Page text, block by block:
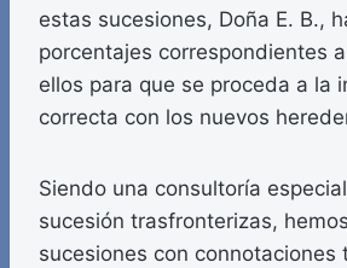
estas sucesiones, Doña E. B.,
porcentajes correspondientes
ellos para que se proceda a la
correcta con los nuevos
Siendo una consultoría
sucesión trasfronterizas,
sucesiones con connotaciones